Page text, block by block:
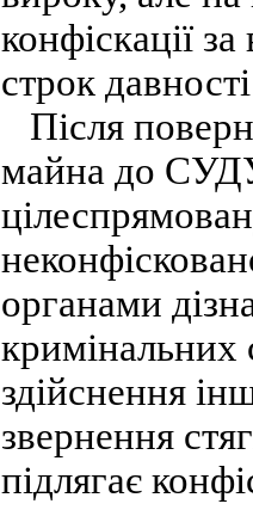
конфіскації
строк
Після
майна до
органами
кримінальних
здійснення
звернення
підлягає